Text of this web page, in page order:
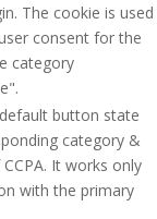
The cookie is used
consent for the
category
button state
category &
It works only
with the primary